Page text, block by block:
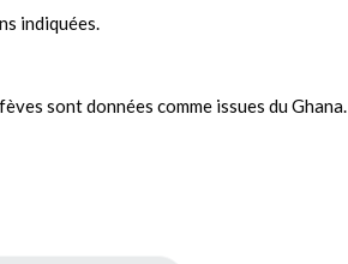
indiquées.
sont données comme issues du Ghana.